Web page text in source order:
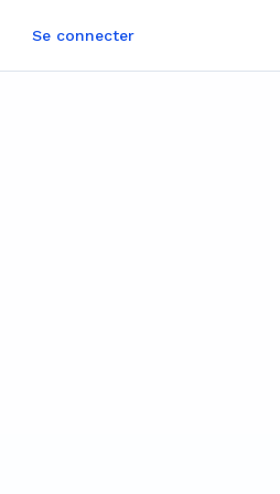
Se connecter